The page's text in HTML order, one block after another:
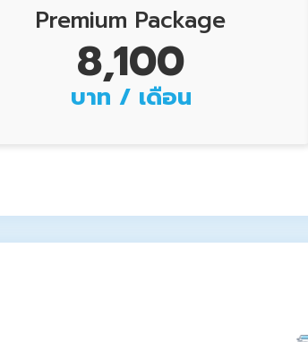
Premium Package
8,100
บาท / เดือน